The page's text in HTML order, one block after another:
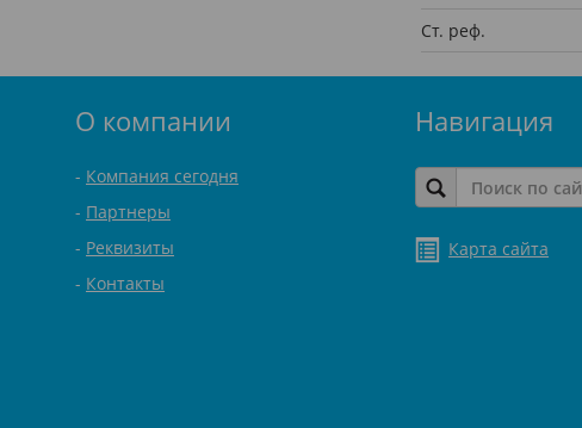
Ст. реф.
О компании
Компания сегодня
Партнеры
Реквизиты
Контакты
Навигация
Карта сайта